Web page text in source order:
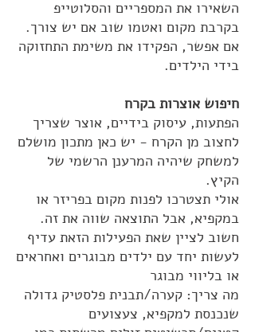
השאירו את המספריים והסלוטייפ
בקרבת מקום ואטמו שוב אם יש צורך.
אם אפשר, הפקידו את משימת התחזוקה
בידי הילדים.
חיפוש אוצרות בקרח
הפתעות, עיסוק בידיים, אוצר שצריך
לחצוב מן הקרח - יש כאן מתכון מושלם
למשחק שיהיה המרענן הרשמי של
הקיץ.
אולי תצטרכו לפנות מקום בפריזר או
במקפיא, אבל התוצאה שווה את זה.
חשוב לציין שאת הפעילות הזאת עדיף
לעשות יחד עם ילדים מבוגרים ואחראים
או בליווי מבוגר
מה צריך: קערה/תבנית פלסטיק גדולה
שנכנסת למקפיא, צעצועים